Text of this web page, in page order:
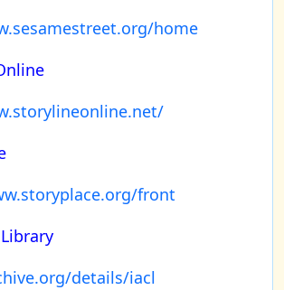
home
front
details/iacl